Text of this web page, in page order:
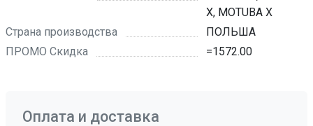
X, MOTUBA X
Страна производства
ПОЛЬША
ПРОМО Скидка
=1572.00
Оплата и доставка